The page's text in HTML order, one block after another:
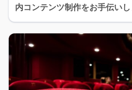
内コンテンツ制作をお手伝い